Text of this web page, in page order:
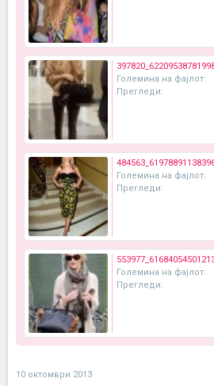
Големина на фајлот:
Прегледи:
Големина на фајлот:
Прегледи:
Големина на фајлот:
Прегледи:
10 октомври 2013